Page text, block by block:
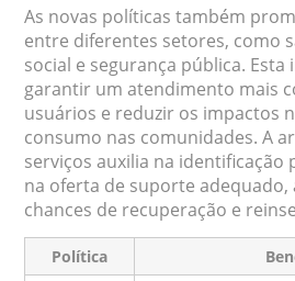
As novas políticas também
entre diferentes setores, como
social e segurança pública. Esta
garantir um atendimento mais
usuários e reduzir os impactos
consumo nas comunidades. A
serviços auxilia na identificação
na oferta de suporte adequado,
chances de recuperação e
Política